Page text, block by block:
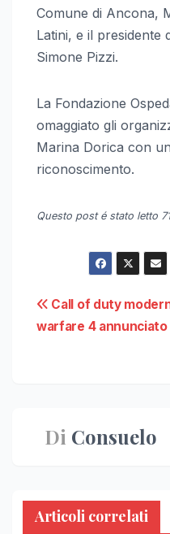
Comune di Ancona,
Latini, e il presidente
Simone Pizzi.
La Fondazione
omaggiato gli
Marina Dorica con
riconoscimento.
Questo post é stato letto
articoli
Call of duty
warfare 4 annunciato
Di Consuelo
Articoli correlati